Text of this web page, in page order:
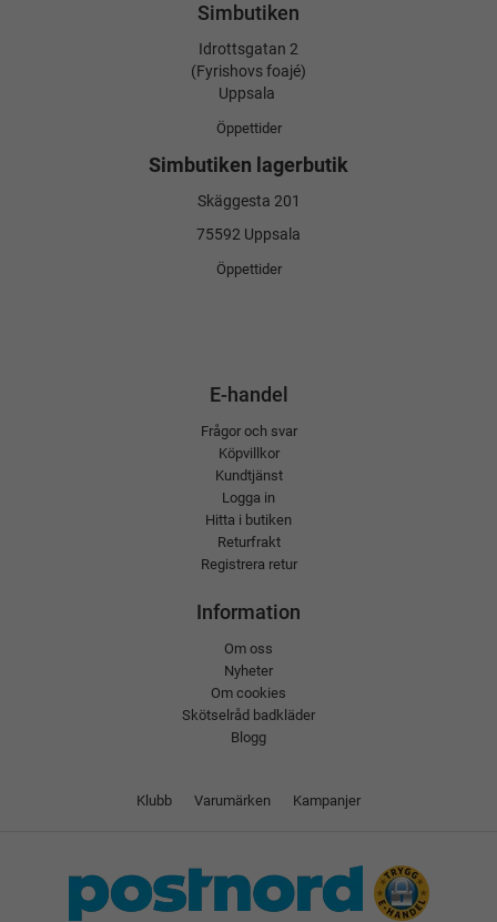
Simbutiken
Idrottsgatan 2
(Fyrishovs foajé)
Uppsala
Öppettider
Simbutiken lagerbutik
Skäggesta 201
75592 Uppsala
Öppettider
E-handel
Frågor och svar
Köpvillkor
Kundtjänst
Logga in
Hitta i butiken
Returfrakt
Registrera retur
Information
Om oss
Nyheter
Om cookies
Skötselråd badkläder
Blogg
Klubb Varumärken Kampanjer